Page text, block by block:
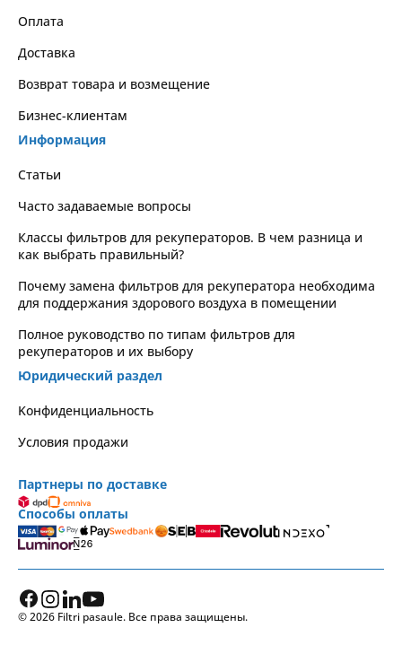
Оплата
Доставка
Возврат товара и возмещение
Бизнес-клиентам
Информация
Статьи
Часто задаваемые вопросы
Классы фильтров для рекуператоров. В чем разница и
как выбрать правильный?
Почему замена фильтров для рекуператора необходима
для поддержания здорового воздуха в помещении
Полное руководство по типам фильтров для
рекуператоров и их выбору
Юридический раздел
Kонфиденциальность
Условия продажи
Партнеры по доставке
Способы оплаты
© 2026 Filtri pasaule. Все права защищены.